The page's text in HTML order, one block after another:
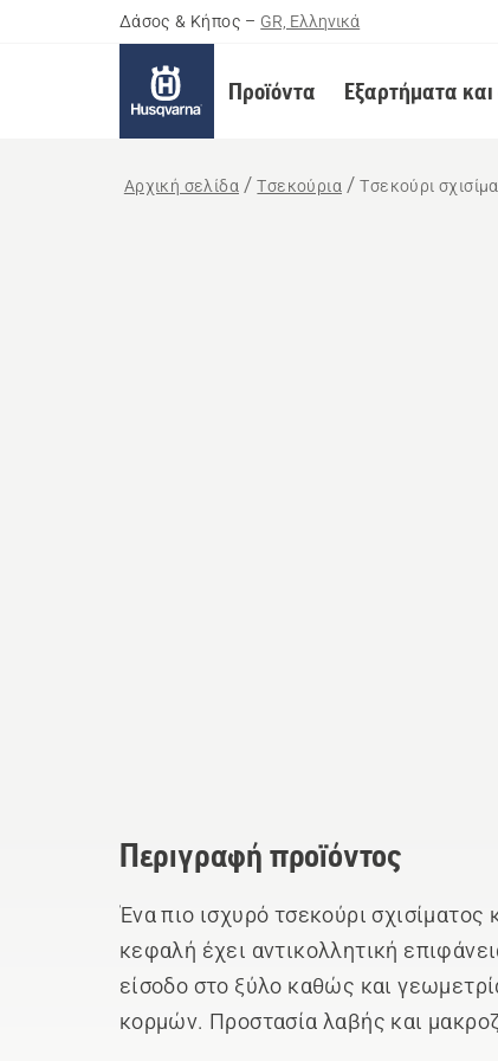
Δάσος & Κήπος – GR, Ελληνικά
Προϊόντα Εξαρτήματα
Αρχική σελίδα Τσεκούρια Τσεκούρι
Περιγραφή προϊόντος
Ένα πιο ισχυρό τσεκούρι
κεφαλή έχει αντικολλητική
είσοδο στο ξύλο καθώς και
κορμών. Προστασία λαβής και